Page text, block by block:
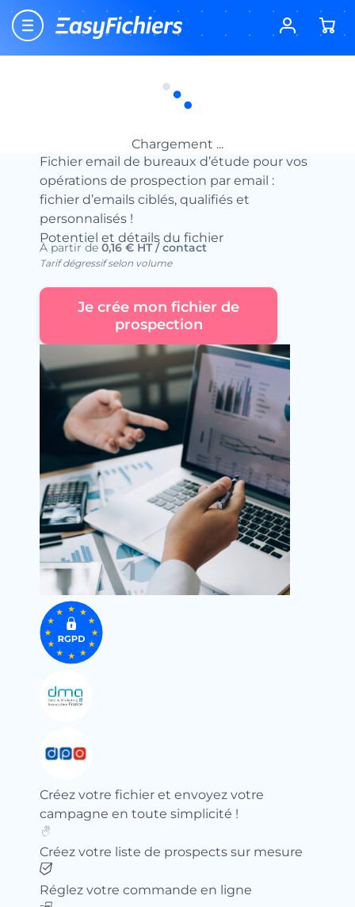
Chargement ...
Accueil
Location fichier email btob
Fichier Email des Bureaux d’Etudes
Location fichiers emails
Fichier email de bureaux d’étude pour vos
opérations de prospection par email :
fichier d’emails ciblés, qualifiés et
personnalisés !
Potentiel et détails du fichier
À partir de 0,16 € HT / contact
Tarif dégressif selon volume
Je crée mon fichier de
prospection
Créez votre fichier et envoyez votre
campagne en toute simplicité !
Créez votre liste de prospects sur mesure
Réglez votre commande en ligne